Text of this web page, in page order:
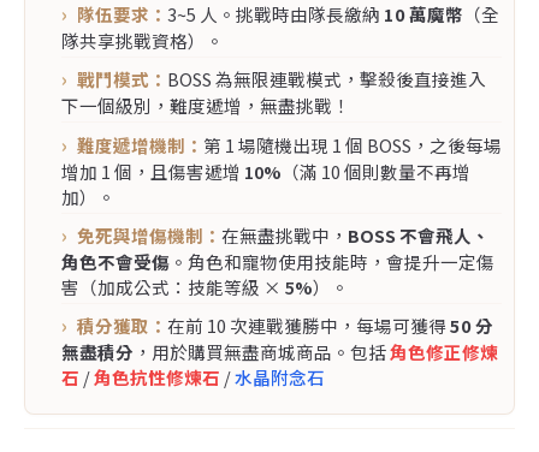
隊伍要求： 3~5 人。挑戰時由隊長繳納 10 萬魔幣 （全
隊共享挑戰資格）。
戰鬥模式： BOSS 為無限連戰模式，擊殺後直接進入
下一個級別，難度遞增，無盡挑戰！
難度遞增機制： 第 1 場隨機出現 1 個 BOSS，之後每場
增加 1 個，且傷害遞增 10% （滿 10 個則數量不再增
加）。
免死與增傷機制： 在無盡挑戰中， BOSS 不會飛人、
角色不會受傷 。角色和寵物使用技能時，會提升一定傷
害（加成公式：技能等級 × 5%）。
積分獲取： 在前 10 次連戰獲勝中，每場可獲得50 分
無盡積分 ，用於購買無盡商城商品。包括角色修正修煉
石 /角色抗性修煉石 /水晶附念石